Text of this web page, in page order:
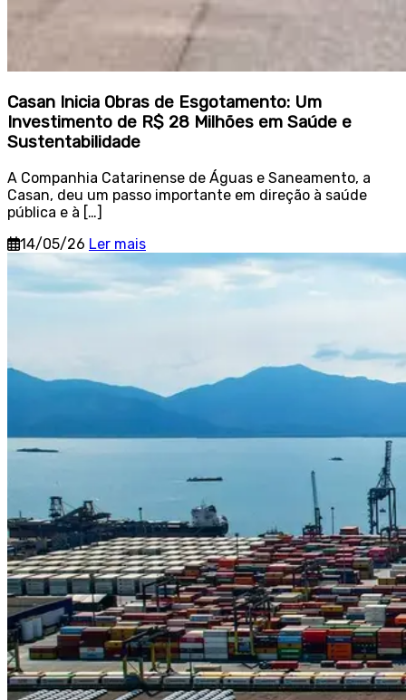
Casan Inicia Obras de Esgotamento: Um
Investimento de R$ 28 Milhões em Saúde e
Sustentabilidade
A Companhia Catarinense de Águas e Saneamento, a
Casan, deu um passo importante em direção à saúde
pública e à […]
14/05/26 Ler mais